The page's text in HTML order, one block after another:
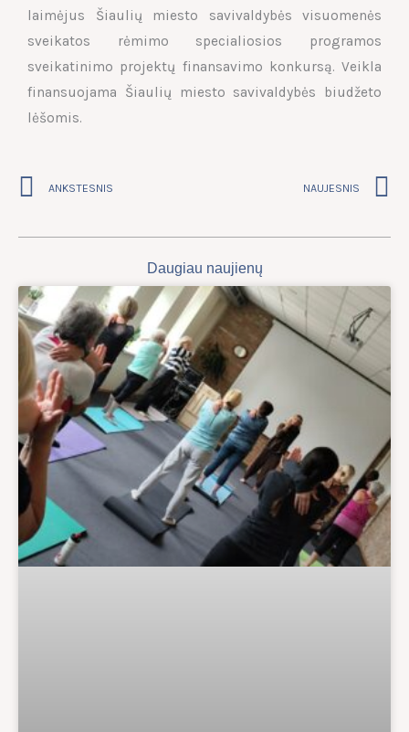
laimėjus Šiaulių miesto savivaldybės visuomenės
sveikatos rėmimo specialiosios programos
sveikatinimo projektų finansavimo konkursą. Veikla
finansuojama Šiaulių miesto savivaldybės biudžeto
lėšomis.
Prev
ANKSTESNIS NAUJESNIS
Daugiau naujienų